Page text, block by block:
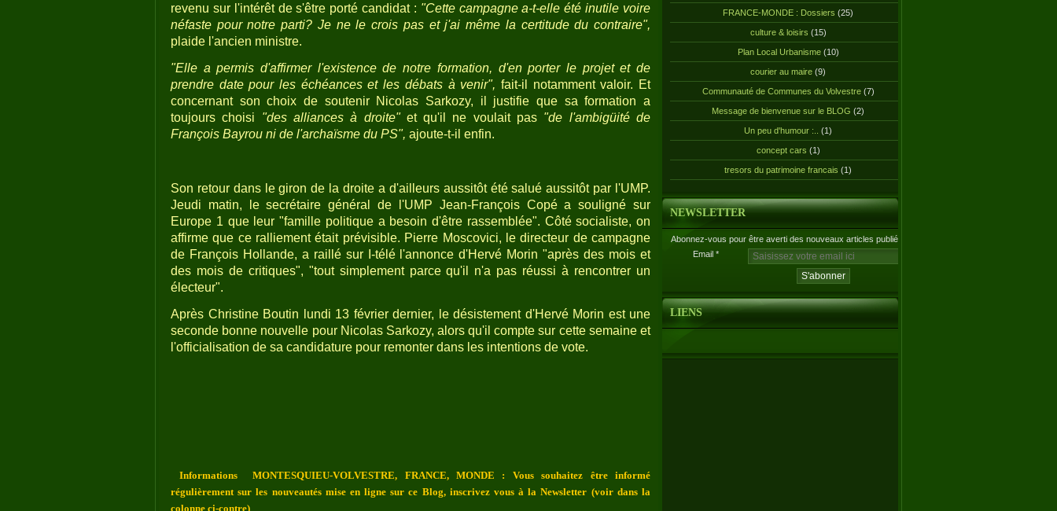
revenu sur l'intérêt de s'être porté candidat : "Cette campagne a-t-elle été inutile voire
néfaste pour notre parti? Je ne le crois pas et j'ai même la certitude du contraire",
plaide l'ancien ministre.
"Elle a permis d'affirmer l'existence de notre formation, d'en porter le projet et de
prendre date pour les échéances et les débats à venir", fait-il notamment valoir. Et
concernant son choix de soutenir Nicolas Sarkozy, il justifie que sa formation a
toujours choisi "des alliances à droite"et qu'il ne voulait pas "de l'ambigüité de
François Bayrou ni de l'archaïsme du PS", ajoute-t-il enfin.
Son retour dans le giron de la droite a d'ailleurs aussitôt été salué aussitôt par l'UMP.
Jeudi matin, le secrétaire général de l'UMP Jean-François Copé a souligné sur
Europe 1 que leur "famille politique a besoin d'être rassemblée". Côté socialiste, on
affirme que ce ralliement était prévisible. Pierre Moscovici, le directeur de campagne
de François Hollande, a raillé sur I-télé l'annonce d'Hervé Morin "après des mois et
des mois de critiques", "tout simplement parce qu'il n'a pas réussi à rencontrer un
électeur".
Après Christine Boutin lundi 13 février dernier, le désistement d'Hervé Morin est une
seconde bonne nouvelle pour Nicolas Sarkozy, alors qu'il compte sur cette semaine et
l'officialisation de sa candidature pour remonter dans les intentions de vote.
Informations MONTESQUIEU-VOLVESTRE, FRANCE, MONDE : Vous souhaitez être informé
régulièrement sur les nouveautés mise en ligne sur ce Blog, inscrivez vous à la Newsletter (voir dans la
colonne ci-contre)
FRANCE-MONDE : Dossiers (25)
culture & loisirs (15)
Plan Local Urbanisme(10)
courier au maire (9)
Communauté de Communes du Volvestre(7)
Message de bienvenue sur le BLOG (2)
Un peu d'humour :.. (1)
concept cars (1)
tresors du patrimoine francais (1)
NEWSLETTER
Abonnez-vous pour être averti des nouveaux articles publiés.
Email
LIENS